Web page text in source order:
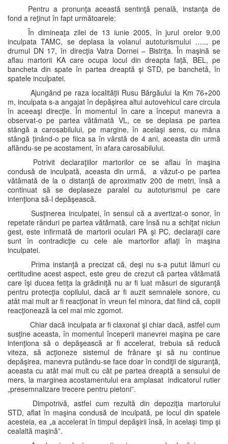
Pentru a pronunţa această sentinţă penală, instanţa de
fond a reţinut în fapt următoarele:
În dimineaţa zilei de 13 iunie 2005, în jurul orelor 9,00
inculpata TAMC, se deplasa la volanul autoturismului ….., pe
drumul DN 17, în direcţia Vatra Dornei – Bistriţa. În maşină se
aflau martorii KA care ocupa locul din dreapta faţă, BEL, pe
bancheta din spate în partea dreaptă şi STD, pe banchetă, în
spatele inculpatei.
Ajungând pe raza localităţii Rusu Bârgăului la Km 76+200
m, inculpata s-a angajat în depăşirea altui autovehicul care circula
în aceeaşi direcţie. În momentul în care a început manevra a
observat-o pe partea vătămată VL, ce se deplasa pe partea
stângă a carosabilului, pe margine, în acelaşi sens, cu mâna
stângă ţinând-o pe fiica sa în vârstă de 4 ani, aceasta din urmă
aflându-se pe acostament, în afara carosabilului.
Potrivit declaraţiilor martorilor ce se aflau în maşina
condusă de inculpată, aceasta din urmă, a văzut-o pe partea
vătămată de la o distanţă de aproximativ 200 de metri, însă a
continuat să se deplaseze paralel cu autoturismul pe care
intenţiona să-l depăşească.
Susţinerea inculpatei, în sensul că a avertizat-o sonor, în
repetate rânduri pe partea vătămată, care însă nu a schiţat niciun
gest, este infirmată de martorii oculari PA şi PC, declaraţii care
sunt în contradicţie cu cele ale martorilor aflaţi în maşina
inculpatei.
Prima instanţă a precizat că, deşi nu s-a putut lămuri cu
certitudine acest aspect, este greu de crezut că partea vătămată
care îşi ducea fetiţa la grădiniţă nu ar fi luat măsuri de siguranţă
pentru protecţia copilului, dacă ar fi auzit semnalele sonore, cu
atât mai mult ar fi reacţionat în vreun fel minora, dat fiind că, copiii
reacţionează la cel mai mic zgomot.
Chiar dacă inculpata ar fi claxonat şi chiar dacă, astfel cum
susţine aceasta, în momentul începerii manevrei maşina pe care
intenţiona să o depăşească ar fi accelerat, trebuia să reducă
viteza, să acţioneze sistemul de frânare şi să nu continue
depăşirea, manevra putându-se face doar în condiţii de siguranţă,
aceasta cu atât mai mult cu cât pe partea dreaptă a sensului de
mers, la marginea acostamentului era amplasat indicatorul rutier
„presemnalizare trecere pentru pietoni”.
Dimpotrivă, astfel cum rezultă din depoziţia martorului
STD, aflat în maşina condusă de inculpată, pe locul din spatele
acesteia, ea „a accelerat în timpul depăşirii însă, în acelaşi timp şi
cealaltă maşină”.